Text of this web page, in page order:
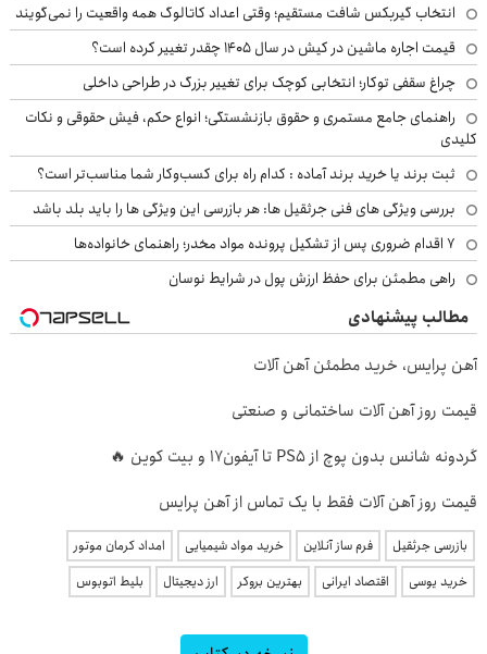
انتخاب گیربکس شافت مستقیم؛ وقتی اعداد کاتالوگ همه واقعیت را نمی‌گویند
قیمت اجاره ماشین در کیش در سال ۱۴۰۵ چقدر تغییر کرده است؟
چراغ سقفی توکار؛ انتخابی کوچک برای تغییر بزرگ در طراحی داخلی
راهنمای جامع مستمری و حقوق بازنشستگی؛ انواع حکم، فیش حقوقی و نکات
کلیدی
ثبت برند یا خرید برند آماده : کدام راه برای کسب‌وکار شما مناسب‌تر است؟
بررسی ویژگی های فنی جرثقیل ها: هر بازرسی این ویژگی ها را باید بلد باشد
۷ اقدام ضروری پس از تشکیل پرونده مواد مخدر؛ راهنمای خانواده‌ها
راهی مطمئن برای حفظ ارزش پول در شرایط نوسان
مطالب پیشنهادی
آهن پرایس، خرید مطمئن آهن آلات
قیمت روز آهن آلات ساختمانی و صنعتی
گردونه شانس بدون پوچ از PS5 تا آیفون17 و بیت کوین 🔥
قیمت روز آهن آلات فقط با یک تماس از آهن پرایس
بازرسی جرثقیل فرم ساز آنلاین خرید مواد شیمیایی
امداد کرمان موتور
خرید یوسی
اقتصاد ایرانی بهترین بروکر ارز دیجیتال بلیط اتوبوس